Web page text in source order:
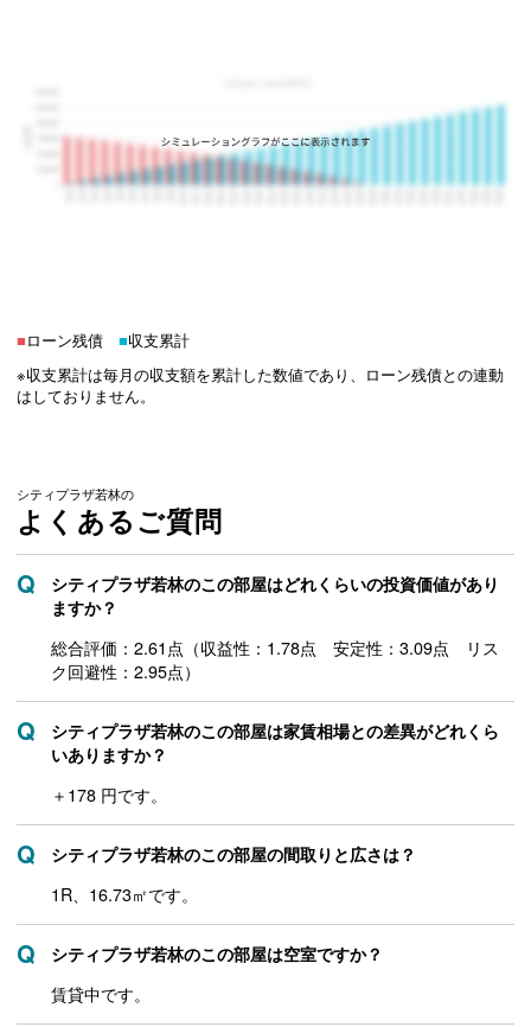
■ローン残債■収支累計
※収支累計は毎月の収支額を累計した数値であり、ローン残債との連動
はしておりません。
シティプラザ若林の
よくあるご質問
シティプラザ若林のこの部屋はどれくらいの投資価値があり
ますか？
総合評価：2.61点（収益性：1.78点 安定性：3.09点 リス
ク回避性：2.95点）
シティプラザ若林のこの部屋は家賃相場との差異がどれくら
いありますか？
＋178 円です。
シティプラザ若林のこの部屋の間取りと広さは？
1R、16.73㎡です。
シティプラザ若林のこの部屋は空室ですか？
賃貸中です。